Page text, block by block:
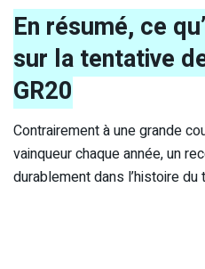
En résumé, ce
sur la tentative
GR20
Contrairement à une grande
vainqueur chaque année, un
durablement dans l’histoire du